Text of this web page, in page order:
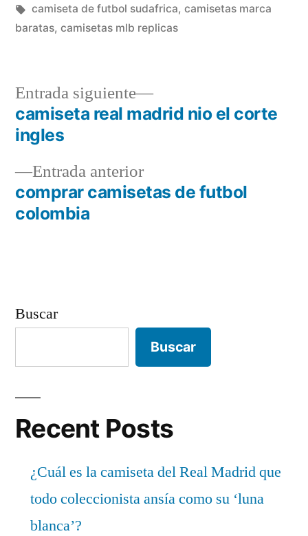
en
Etiquetas:
camiseta de futbol sudafrica, camisetas marca
baratas, camisetas mlb replicas
Navegación
entradas
Entrada anteriorEntrada
anterior:
comprar camisetas de futbol
colombia
Entrada siguiente
Entrada
siguiente:
camiseta real madrid nio el corte
ingles
Buscar
Buscar
Recent Posts
¿Cuál es la camiseta del Real Madrid que
todo coleccionista ansía como su ‘luna
blanca’?